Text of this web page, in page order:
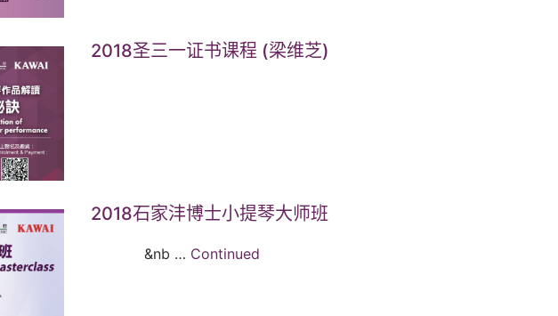
2018圣三一证书课程 (梁维芝)
2018石家沣博士小提琴大师班
&nb … Continued